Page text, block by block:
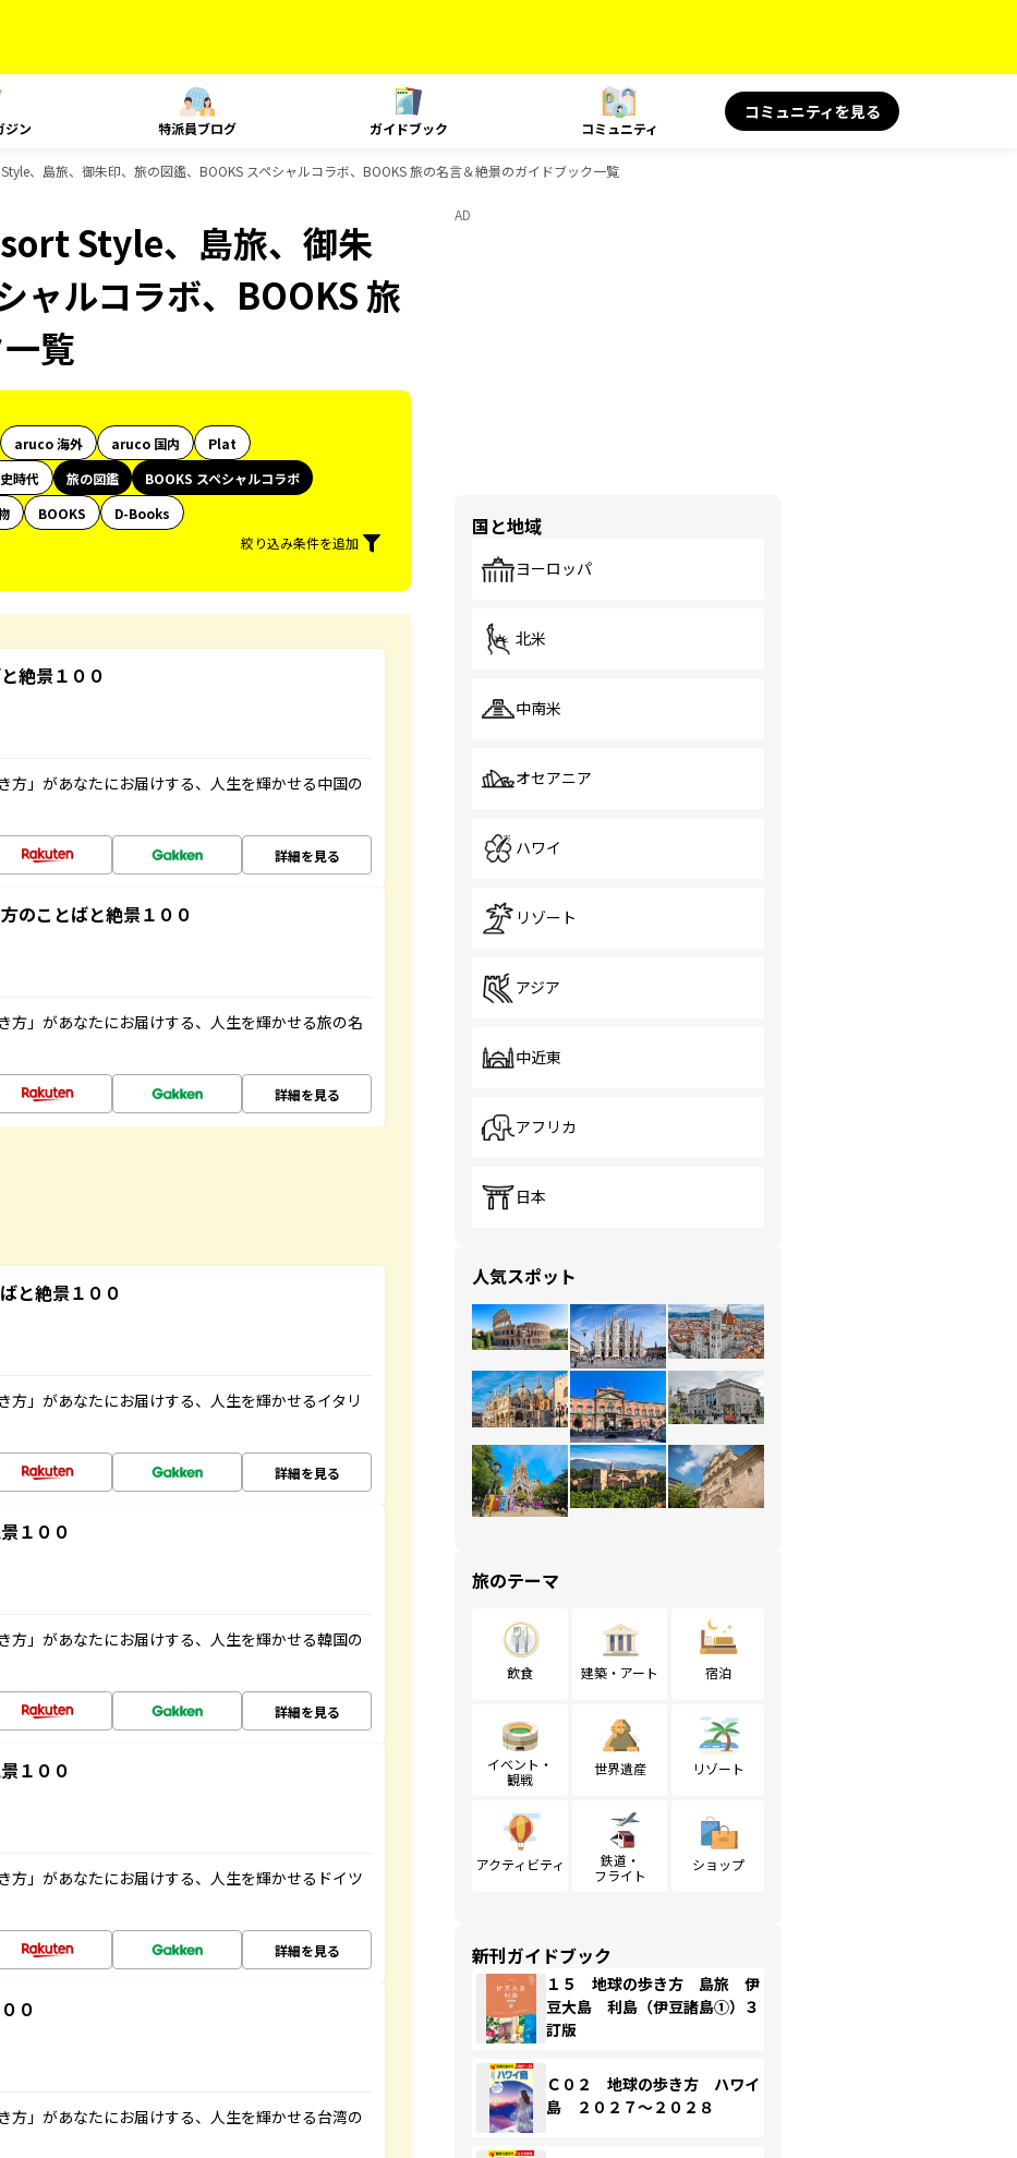
ジン 特派員ブログ ガイドブック コミュニティ
コミュニティを見る
、島旅、御朱印、旅の図鑑、BOOKS スペシャルコラボ、BOOKS 旅の名言＆絶景のガイドブック一覧
Style、島旅、御朱
ャルコラボ、BOOKS 旅
覧
aruco 海外 aruco 国内
Plat
時代 旅の図鑑
BOOKS スペシャルコラボ
BOOKS
D-Books
絞り込み条件を追加
絶景１００
方」があなたにお届けする、人生を輝かせる中国の
詳細を見る
のことばと絶景１００
方」があなたにお届けする、人生を輝かせる旅の名
詳細を見る
と絶景１００
」があなたにお届けする、人生を輝かせるイタリ
詳細を見る
１００
方」があなたにお届けする、人生を輝かせる韓国の
詳細を見る
１００
方」があなたにお届けする、人生を輝かせるドイツ
詳細を見る
０
方」があなたにお届けする、人生を輝かせる台湾の
AD
国と地域
ヨーロッパ
北米
中南米
オセアニア
ハワイ
リゾート
アジア
中近東
アフリカ
日本
人気スポット
旅のテーマ
飲食 建築・アート 宿泊
イベント・
観戦
世界遺産 リゾート
アクティビティ
鉄道・
フライト
ショップ
新刊ガイドブック
１５ 地球の歩き方 島旅 伊
豆大島 利島（伊豆諸島①）３
訂版
Ｃ０２ 地球の歩き方 ハワイ
島 ２０２７～２０２８